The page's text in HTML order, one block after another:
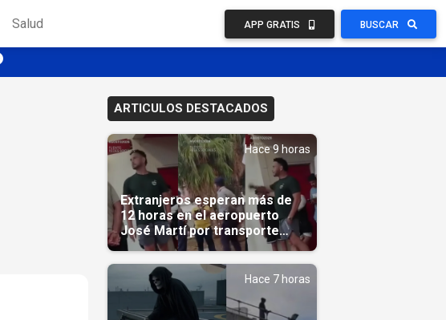
Salud APP GRATIS BUSCAR
ARTICULOS DESTACADOS
Hace 9 horas
Extranjeros esperan más de
12 horas en el aeropuerto
José Martí por transporte
reservado semanas
antes(Video)
Hace 7 horas